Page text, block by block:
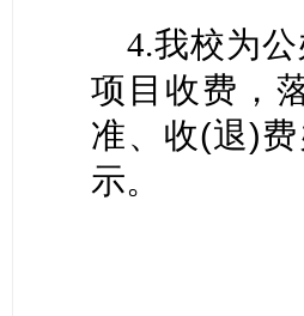
4.我校为
项目收费，
准、收(退)
示。